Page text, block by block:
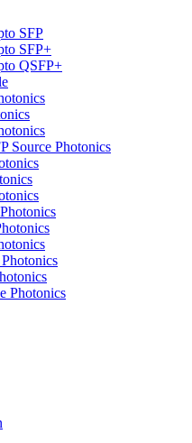
SFP
SFP+
QSFP+
Source Photonics
Photonics